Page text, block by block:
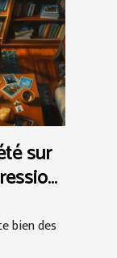
sur
bien des